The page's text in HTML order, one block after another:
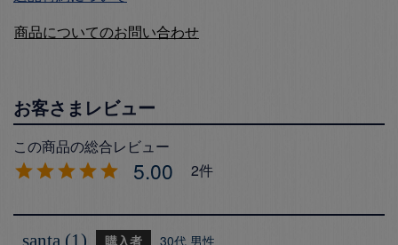
商品についてのお問い合わせ
5.00 2
santa 1 購入者 30代 男性